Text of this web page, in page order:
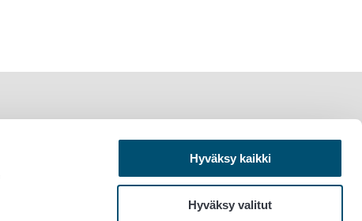
Hyväksy kaikki
Hyväksy valitut